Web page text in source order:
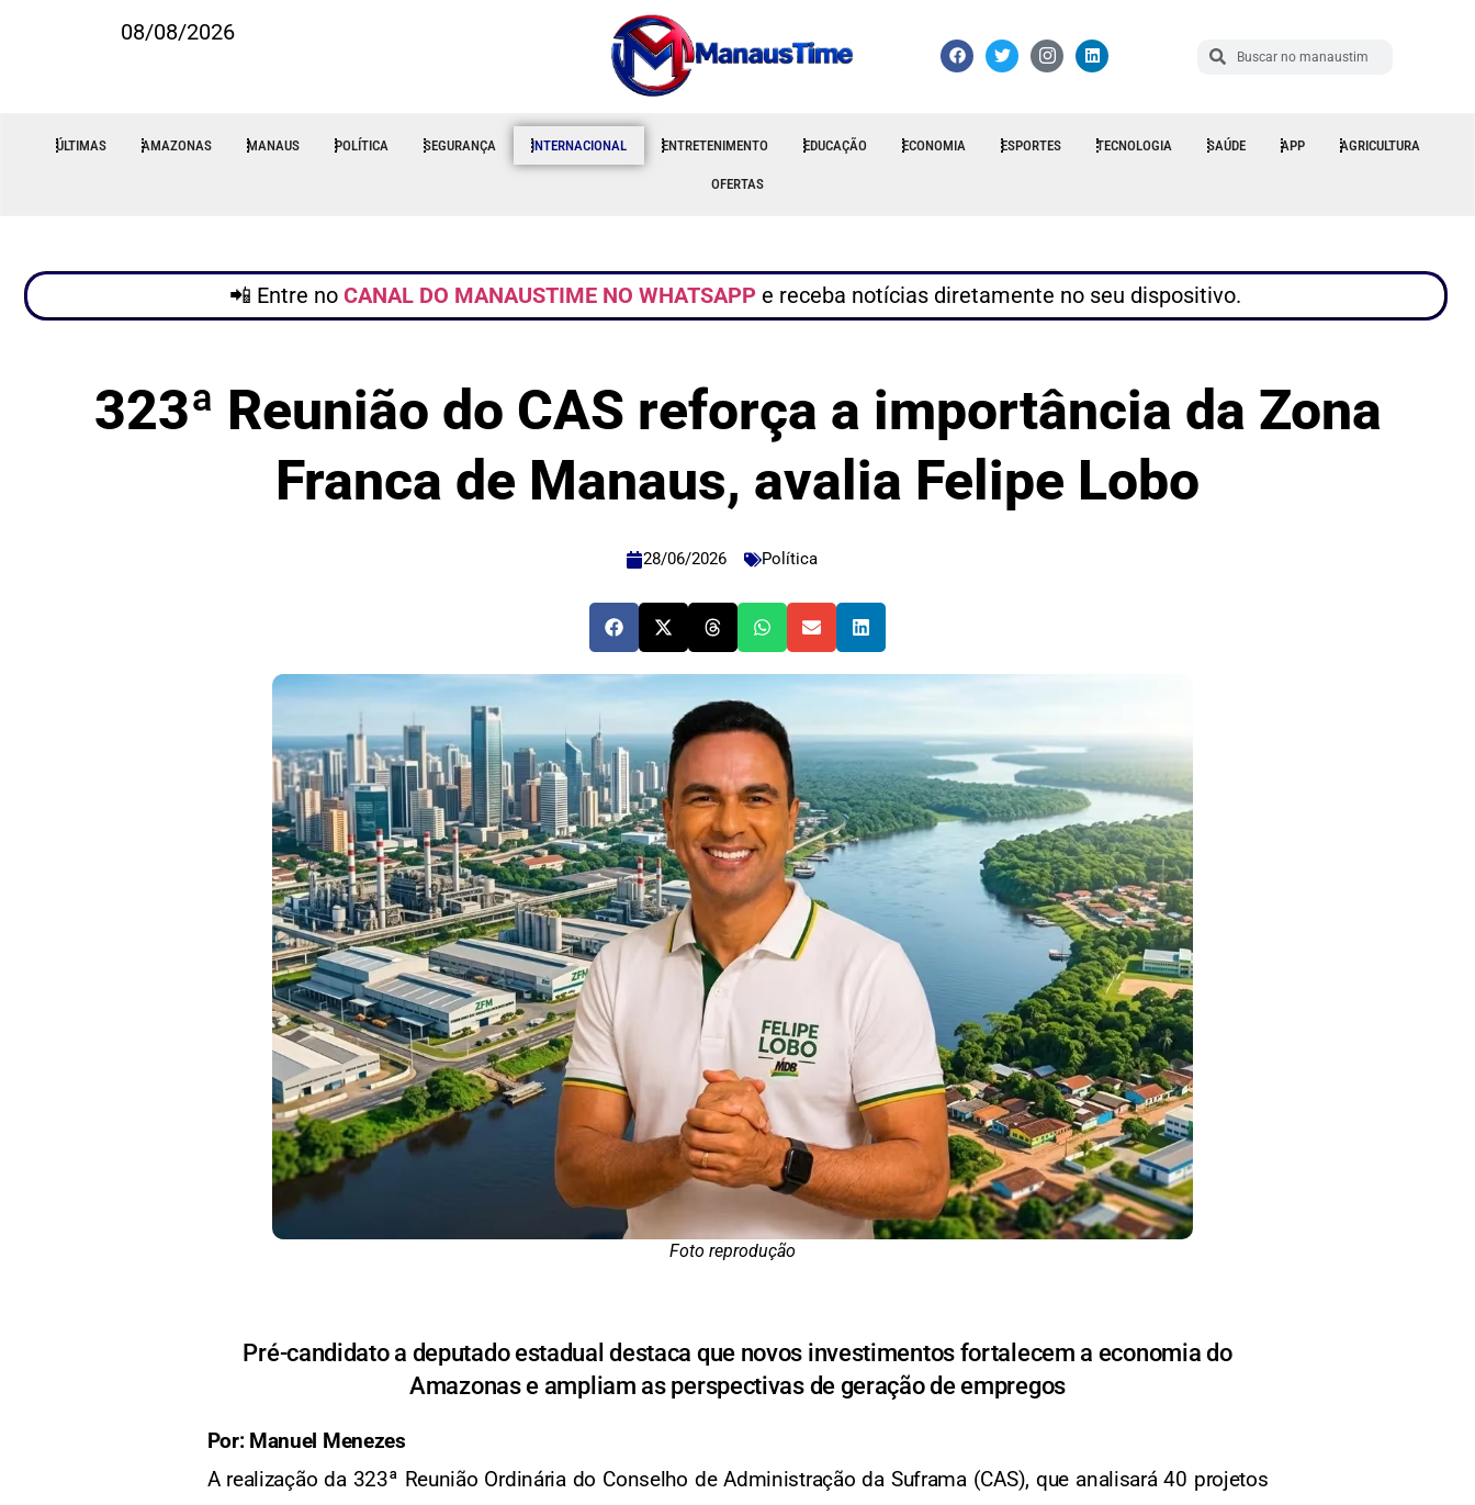
08/08/2026
ÚLTIMAS AMAZONAS MANAUS POLÍTICA SEGURANÇA INTERNACIONAL ENTRETENIMENTO EDUCAÇÃO ECONOMIA ESPORTES TECNOLOGIA SAÚDE APP AGRICULTURA
OFERTAS
📲 Entre no CANAL DO MANAUSTIME NO WHATSAPP e receba notícias diretamente no seu dispositivo.
323ª Reunião do CAS reforça a importância da Zona
Franca de Manaus, avalia Felipe Lobo
28/06/2026 Política
Foto reprodução
Pré-candidato a deputado estadual destaca que novos investimentos fortalecem a economia do
Amazonas e ampliam as perspectivas de geração de empregos
Por: Manuel Menezes
A realização da 323ª Reunião Ordinária do Conselho de Administração da Suframa (CAS), que analisará 40 projetos